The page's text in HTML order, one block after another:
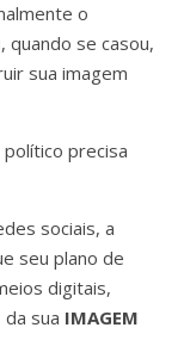
o
se casou,
sua imagem
precisa
sociais, a
seu plano de
digitais,
sua IMAGEM